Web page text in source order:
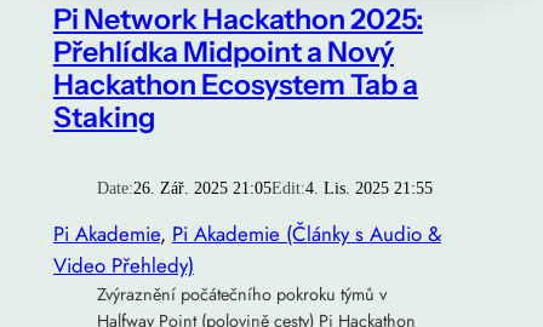
Pi Network Hackathon 2025:
Přehlídka Midpoint a Nový
Hackathon Ecosystem Tab a
Staking
Date:26. Zář. 2025 21:05Edit:4. Lis. 2025 21:55
Pi Akademie, Pi Akademie (Články s Audio &
Video Přehledy)
Zvýraznění počátečního pokroku týmů v
Halfway Point (polovině cesty) Pi Hackathon